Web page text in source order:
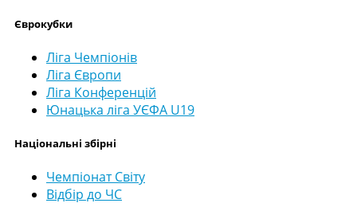
Єврокубки
Ліга Чемпіонів
Ліга Європи
Ліга Конференцій
Юнацька ліга УЄФА U19
Національні збірні
Чемпіонат Світу
Відбір до ЧС